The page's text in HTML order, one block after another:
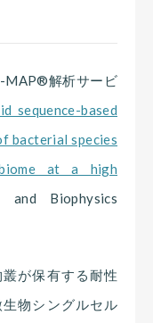
MAP®解析サービ
sequence-based
bacterial species
at a high
Biophysics
が保有する耐性
物シングルセル